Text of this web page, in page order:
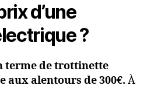
d’une
?
terme de trottinette
aux alentours de 300€. À